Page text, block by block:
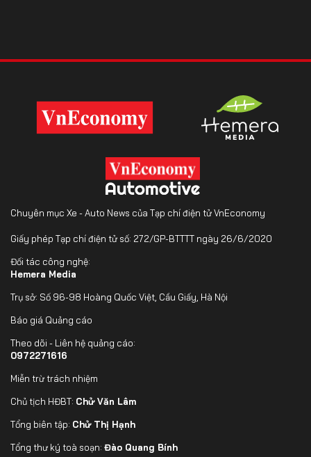
Chuyên mục Xe - Auto News của Tạp chí điện tử VnEconomy
Giấy phép Tạp chí điện tử số: 272/GP-BTTTT ngày 26/6/2020
Đối tác công nghệ:
Hemera Media
Trụ sở: Số 96-98 Hoàng Quốc Việt, Cầu Giấy, Hà Nội
Báo giá Quảng cáo
Theo dõi - Liên hệ quảng cáo:
0972271616
Miễn trừ trách nhiệm
Chủ tịch HĐBT: Chử Văn Lâm
Tổng biên tập: Chử Thị Hạnh
Tổng thư ký toà soạn: Đào Quang Bính